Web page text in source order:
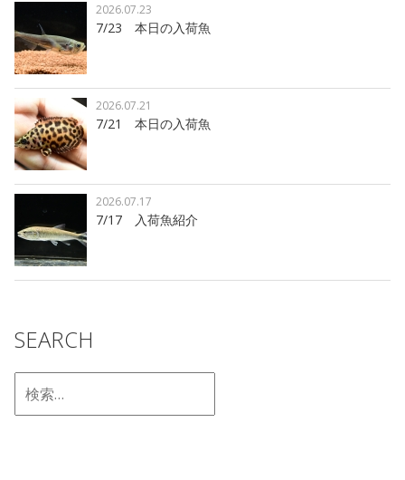
7/23 本日の入荷魚
2026.07.23
7/21 本日の入荷魚
2026.07.21
7/17 入荷魚紹介
2026.07.17
SEARCH